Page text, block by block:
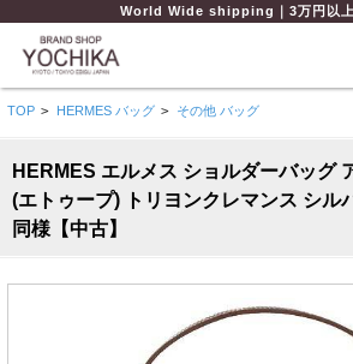
World Wide shipping｜3万円以
TOP > HERMES バッグ > その他 バッグ
HERMES エルメス ショルダーバッグ
(エトゥープ) トリヨンクレマンス シル
同様【中古】